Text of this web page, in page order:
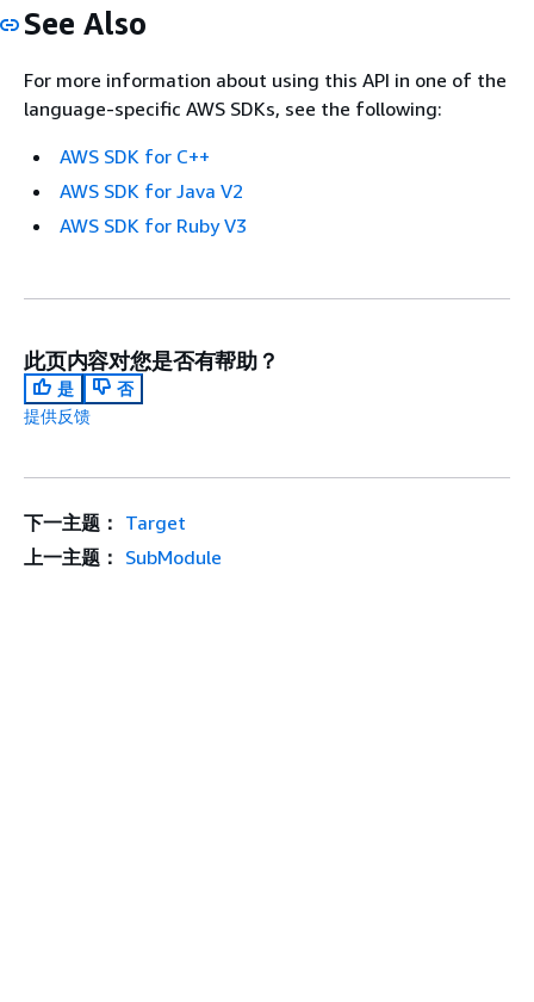
See Also
For more information about using this API in one of the
language-specific AWS SDKs, see the following:
AWS SDK for C++
AWS SDK for Java V2
AWS SDK for Ruby V3
此页内容对您是否有帮助？
是
否
提供反馈
下一主题： Target
上一主题： SubModule